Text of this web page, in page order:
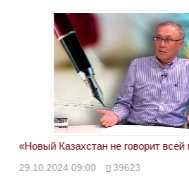
«Новый Казахстан не говорит
29.10.2024 09:00 39623